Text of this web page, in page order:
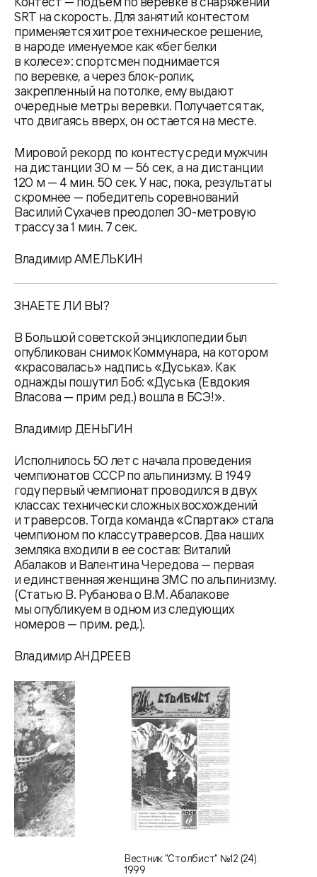
SRT на скорость. Для занятий контестом
применяется хитрое техническое решение,
в народе именуемое как «бег белки
в колесе»: спортсмен поднимается
по веревке, а через блок-ролик,
закрепленный на потолке, ему выдают
очередные метры веревки. Получается так,
что двигаясь вверх, он остается на месте.
Мировой рекорд по контесту среди мужчин
на дистанции 30 м — 56 сек, а на дистанции
120 м — 4 мин. 50 сек. У нас, пока, результаты
скромнее — победитель соревнований
Василий Сухачев преодолел 30-метровую
трассу за 1 мин. 7 сек.
Владимир АМЕЛЬКИН
ЗНАЕТЕ ЛИ ВЫ?
В Большой советской энциклопедии был
опубликован снимок Коммунара, на котором
«красовалась» надпись «Дуська». Как
однажды пошутил Боб: «Дуська (Евдокия
Власова — прим ред.) вошла в БСЭ!».
Владимир ДЕНЬГИН
Исполнилось 50 лет с начала проведения
чемпионатов СССР по альпинизму. В 1949
году первый чемпионат проводился в двух
классах: технически сложных восхождений
и траверсов. Тогда команда «Спартак» стала
чемпионом по классу траверсов. Два наших
земляка входили в ее состав: Виталий
Абалаков и Валентина Чередова — первая
и единственная женщина ЗМС по альпинизму.
(Статью В. Рубанова о В.М. Абалакове
мы опубликуем в одном из следующих
номеров — прим. ред.).
Владимир АНДРЕЕВ
Вестник "Столбист" №12 (24).
1999